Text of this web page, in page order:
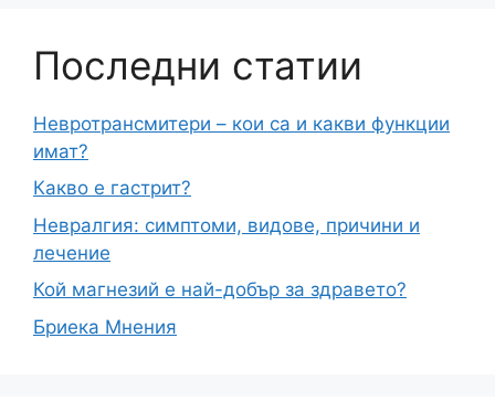
Последни статии
Невротрансмитери – кои са и какви функции
имат?
Какво е гастрит?
Невралгия: симптоми, видове, причини и
лечение
Кой магнезий е най-добър за здравето?
Бриека Мнения